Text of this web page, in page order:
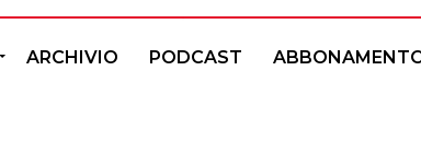
ARCHIVIO PODCAST